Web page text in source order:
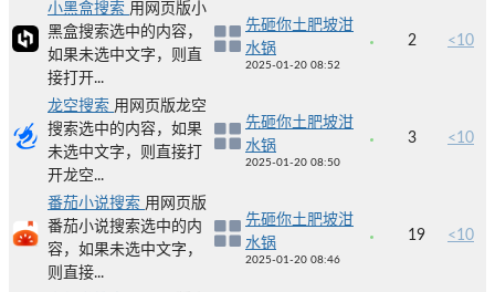
小黑盒搜索 用网页版小
黑盒搜索选中的内容，
如果未选中文字，则直
接打开...
先砸你土肥坡泔
水锅
2025-01-20 08:52
2 <10
龙空搜索 用网页版龙空
搜索选中的内容，如果
未选中文字，则直接打
开龙空...
先砸你土肥坡泔
水锅
2025-01-20 08:50
3 <10
番茄小说搜索 用网页版
番茄小说搜索选中的内
容，如果未选中文字，
则直接...
先砸你土肥坡泔
水锅
2025-01-20 08:46
19 <10